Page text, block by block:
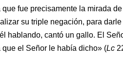
fue precisamente la mirada
su triple negación, para
hablando, cantó un gallo. El
el Señor le había dicho» (Lc